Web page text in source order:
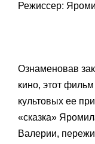
Режиссер:
Ознаменовав
кино, этот
культовых ее
«сказка»
Валерии,